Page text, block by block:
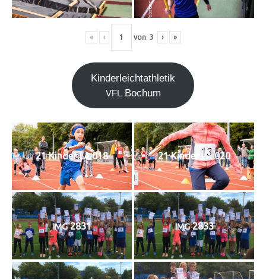
« ‹ von 3 › »
Kin­der­leicht­ath­le­tik
VFLBochum
21 Kin­derLA018 21 Kin­der LA020
IMG2831 IMG2833